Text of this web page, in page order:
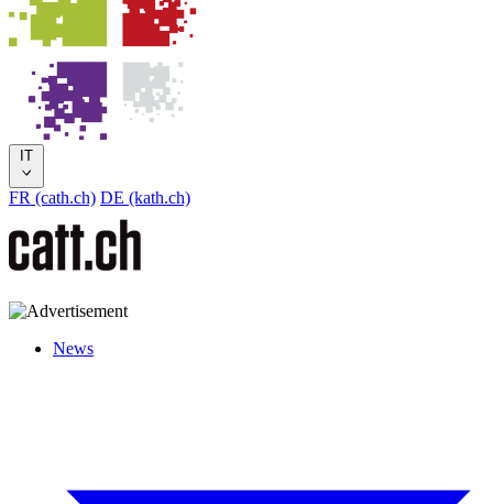
IT
FR (cath.ch) DE (kath.ch)
News